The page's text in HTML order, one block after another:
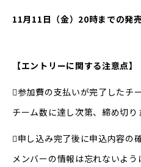
11月11日（金）20時までの発売
【エントリーに関する注意点】
参加費の支払いが完了したチ
チーム数に達し次第、締め切り
申し込み完了後に申込内容の
メンバーの情報は忘れないよう